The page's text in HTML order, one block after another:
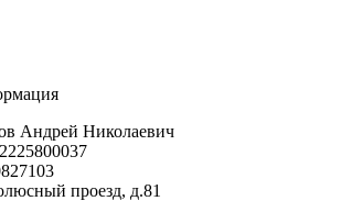
Андрей Николаевич
проезд, д.81